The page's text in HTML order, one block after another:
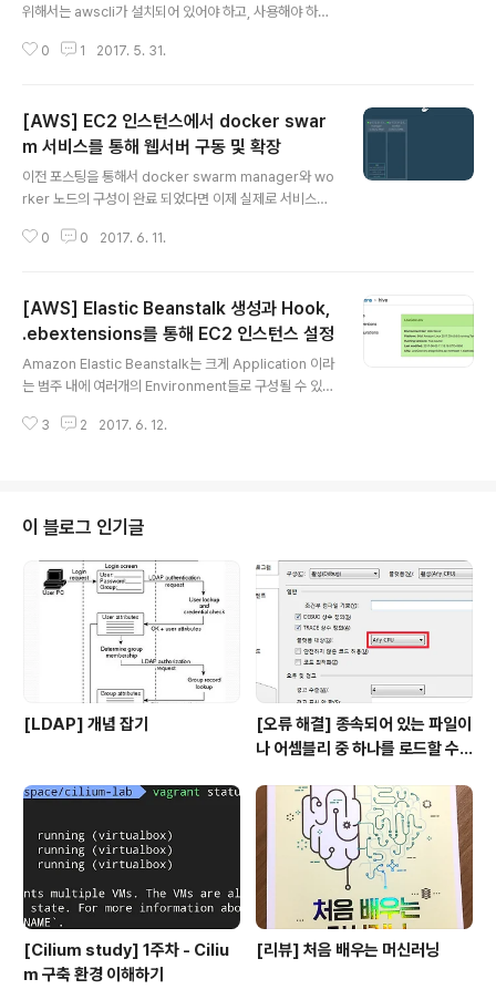
위해서는 awscli가 설치되어 있어야 하고, 사용해야 하는
RET_KEY가 필요하다. awscli 설치pip 설치$ sudo ap
cli aws 설정AWS 콘솔에서 ACCESS_KEY와 SECRET
_KEY 발급IAM > Users > 사용자 선택 > Security Cr
edentials 탭 > Create access key 해당 키의 SECR
ET_KEY는 발급 시에만 확인 가능하므로 잘 저장해둬야
한다.Show를 클릭하..
0 1 2017. 5. 31.
[AWS] EC2 인스턴스에서 docker swar
m 서비스를 통해 웹서버 구동 및 확장
이전 포스팅을 통해서 docker swarm manager와 wo
rker 노드의 구성이 완료 되었다면 이제 실제로 서비스를
펴볼 차례이다. 그리고나서 간단하게 서비스를 확장하고
e ls 명령을 통해서 각 노드들과 서비스의 상태를 파악할
수 있지만 콘솔창에 출력되는 텍스트만으로는 보기가 불편
하기 때문에 visualizer를 통해 이를 시각화하여 볼 수 있
도록 한다.visualizer 구동$ docker service create
--name=viz --publish=5000:8080/tcp --constr
aint=node.r..
0 0 2017. 6. 11.
[AWS] Elastic Beanstalk 생성과 Hook,
.ebextensions를 통해 EC2 인스턴스 설정
Amazon Elastic Beanstalk는 크게 Application 이라
는 범주 내에 여러개의 Environment들로 구성될 수 있
브라는 모바일 게임을 특정하는 hive Application 내에
서 파란색 테두리에 해당 하는 것이 하나의 Environment
이고 그 안에 ELB와 EC2 인스턴스, Auto Scaling Grou
p등 다양한 서비들을 구성할 수가 있다. environment를
생성할 때 default로 생성을 하게되면 저비용으로 구..
3 2 2017. 6. 12.
이 블로그 인기글
[LDAP] 개념 잡기
[오류 해결] 종속되어 있는 파일이
나 어셈블리 중 하나를 로드할 수
[Cilium study] 1주차 - Ciliu
m 구축 환경 이해하기
[리뷰] 처음 배우는 머신러닝